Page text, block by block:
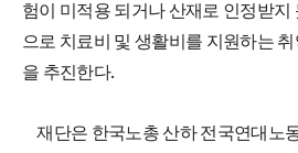
험이 미적용 되거나 산재로 인정받
으로 치료비 및 생활비를 지원하는
을 추진한다.
재단은 한국노총 산하 전국연대노